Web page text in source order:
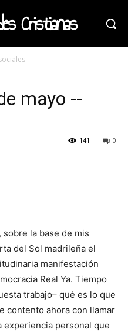
Cristianas
mayo --
0
141
la base de mis
del Sol madrileña el
manifestación
Real Ya. Tiempo
trabajo– qué es lo que
contento ahora con llamar
experiencia personal que